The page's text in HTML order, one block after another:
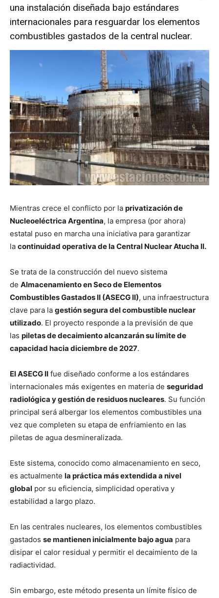
una instalación diseñada bajo estándares
internacionales para resguardar los elementos
combustibles gastados de la central nuclear.
Mientras crece el conflicto por la privatización de
Nucleoeléctrica Argentina, la empresa (por ahora)
estatal puso en marcha una iniciativa para garantizar
la continuidad operativa de la Central Nuclear Atucha II.
Se trata de la construcción del nuevo sistema
de Almacenamiento en Seco de Elementos
Combustibles Gastados II (ASECG II), una infraestructura
clave para la gestión segura del combustible nuclear
utilizado. El proyecto responde a la previsión de que
las piletas de decaimiento alcanzarán su límite de
capacidad hacia diciembre de 2027.
El ASECG II fue diseñado conforme a los estándares
internacionales más exigentes en materia de seguridad
radiológica y gestión de residuos nucleares. Su función
principal será albergar los elementos combustibles una
vez que completen su etapa de enfriamiento en las
piletas de agua desmineralizada.
Este sistema, conocido como almacenamiento en seco,
es actualmente la práctica más extendida a nivel
global por su eficiencia, simplicidad operativa y
estabilidad a largo plazo.
En las centrales nucleares, los elementos combustibles
gastados se mantienen inicialmente bajo agua para
disipar el calor residual y permitir el decaimiento de la
radiactividad.
Sin embargo, este método presenta un límite físico de